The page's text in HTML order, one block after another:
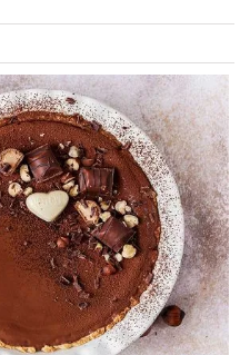
Napoje
Pieczywo
Przetwory
Posiłki